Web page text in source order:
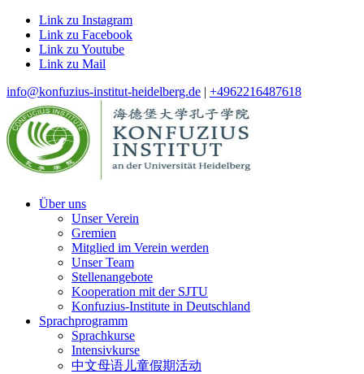
Link zu Instagram
Link zu Facebook
Link zu Youtube
Link zu Mail
info@konfuzius-institut-heidelberg.de | +4962216487618
Über uns
Unser Verein
Gremien
Mitglied im Verein werden
Unser Team
Stellenangebote
Kooperation mit der SJTU
Konfuzius-Institute in Deutschland
Sprachprogramm
Sprachkurse
Intensivkurse
中文母语儿童假期活动